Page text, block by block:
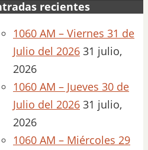
HD
MARU
recientes
1060 AM – Viernes 31 de
Julio del 2026 31 julio,
2026
1060 AM – Jueves 30 de
Julio del 2026 31 julio,
2026
1060 AM – Miércoles 29